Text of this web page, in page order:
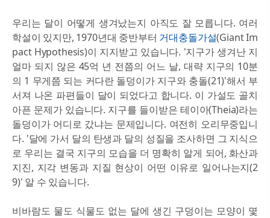
우리는 달이 어떻게 생겨났는지 아직도 잘 모릅니다. 여러
학설이 있지만, 1970년대 중반부터 거대충돌가설(Giant Im
pact Hypothesis)이 지지받고 있습니다. '지구가 생겨난 지
얼마 되지 않은 45억 년 전쯤의 어느 날, 대략 지구의 10분
의 1 무게쯤 되는 커다란 돌덩이가 지구와 충돌(21)'해서 부
서져 나온 파편들이 달이 되었다고 합니다. 이 가설도 골치
아픈 문제가 있습니다. 지구를 들이받은 테이아(Theia)라는
돌덩이가 어디로 갔냐는 문제입니다. 여전히 오리무중입니
다. '달에 가서 달의 탄생과 달의 성질을 조사하면 그 지식으
로 우리는 결국 지구의 모습을 더 명확히 알게 되어, 화산과
지진, 지각 변동과 지질 현상이 어떤 이유로 일어나는지(2
9)' 알 수 있습니다.
비바람도 물도 식물도 없는 달에 생긴 구덩이는 모양이 몇